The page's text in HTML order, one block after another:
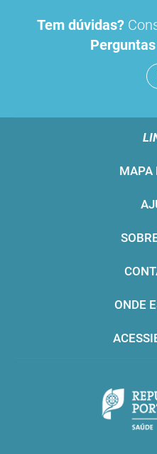
Tem dúvidas?
MAPA
ONDE